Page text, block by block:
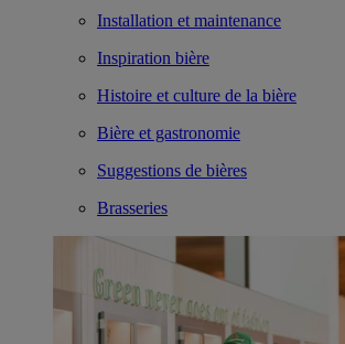
Installation et maintenance
Inspiration bière
Histoire et culture de la bière
Bière et gastronomie
Suggestions de bières
Brasseries